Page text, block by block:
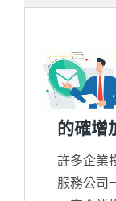
的確增
許多企業
服務公司